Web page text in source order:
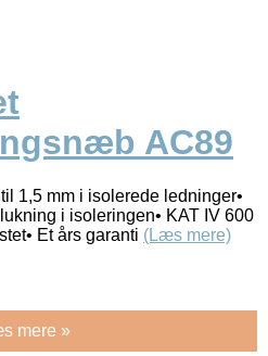
AC89
1,5 mm i isolerede ledninger•
i isoleringen• KAT IV 600
Et års garanti (Læs mere)
mere »